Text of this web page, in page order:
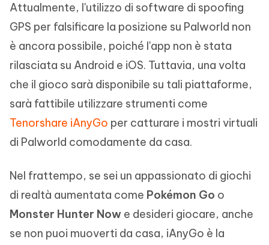
Attualmente, l'utilizzo di software di spoofing
GPS per falsificare la posizione su Palworld non
è ancora possibile, poiché l'app non è stata
rilasciata su Android e iOS. Tuttavia, una volta
che il gioco sarà disponibile su tali piattaforme,
sarà fattibile utilizzare strumenti come
Tenorshare iAnyGo per catturare i mostri virtuali
di Palworld comodamente da casa.
Nel frattempo, se sei un appassionato di giochi
di realtà aumentata come Pokémon Go o
Monster Hunter Now e desideri giocare, anche
se non puoi muoverti da casa, iAnyGo è la